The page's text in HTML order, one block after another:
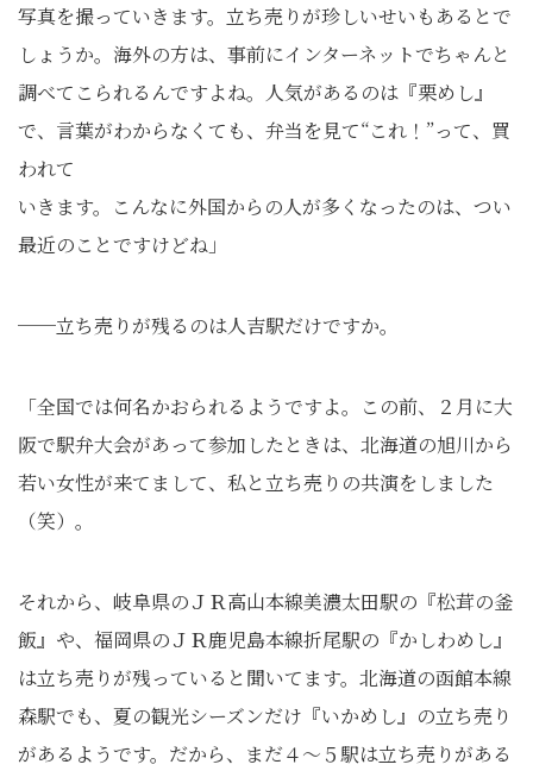
写真を撮っていきます。立ち売りが珍しいせいもあるとで
しょうか。海外の方は、事前にインターネットでちゃんと
調べてこられるんですよね。人気があるのは『栗めし』
で、言葉がわからなくても、弁当を見て“これ！”って、買
われて
いきます。こんなに外国からの人が多くなったのは、つい
最近のことですけどね」
──立ち売りが残るのは人吉駅だけですか。
「全国では何名かおられるようですよ。この前、２月に大
阪で駅弁大会があって参加したときは、北海道の旭川から
若い女性が来てまして、私と立ち売りの共演をしました
（笑）。
それから、岐阜県のＪＲ高山本線美濃太田駅の『松茸の釜
飯』や、福岡県のＪＲ鹿児島本線折尾駅の『かしわめし』
は立ち売りが残っていると聞いてます。北海道の函館本線
森駅でも、夏の観光シーズンだけ『いかめし』の立ち売り
があるようです。だから、まだ４～５駅は立ち売りがある